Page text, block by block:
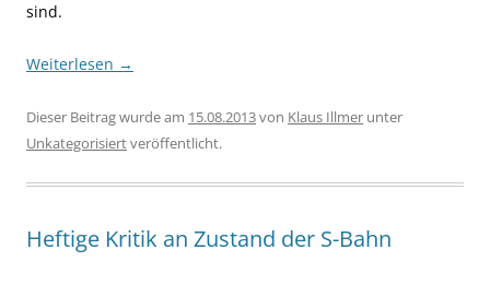
sind.
Weiterlesen →
Dieser Beitrag wurde am 15.08.2013von Klaus Illmer unter
Unkategorisiertveröffentlicht.
Heftige Kritik an Zustand der S-Bahn